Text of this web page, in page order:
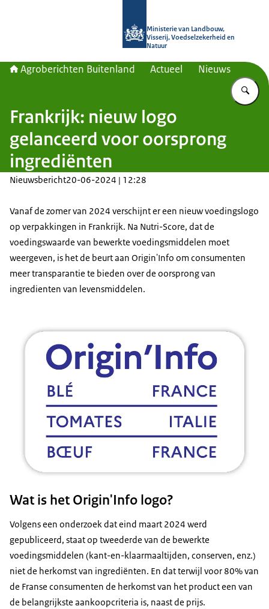
Ministerie van Landbouw,
Visserij, Voedselzekerheid en
Natuur
Agroberichten Buitenland Actueel Nieuws
Frankrijk: nieuw logo
gelanceerd voor oorsprong
ingrediënten
Nieuwsbericht20-06-2024 | 12:28
Vanaf de zomer van 2024 verschijnt er een nieuw voedingslogo
op verpakkingen in Frankrijk. Na Nutri-Score, dat de
voedingswaarde van bewerkte voedingsmiddelen moet
weergeven, is het de beurt aan Origin'Info om consumenten
meer transparantie te bieden over de oorsprong van
ingredienten van levensmiddelen.
Wat is het Origin'Info logo?
Volgens een onderzoek dat eind maart 2024 werd
gepubliceerd, staat op tweederde van de bewerkte
voedingsmiddelen (kant-en-klaarmaaltijden, conserven, enz.)
niet de herkomst van ingrediënten. En dat terwijl voor 80% van
de Franse consumenten de herkomst van het product een van
de belangrijkste aankoopcriteria is, naast de prijs.